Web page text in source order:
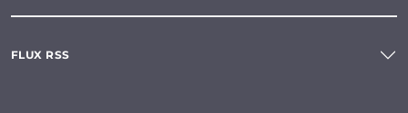
FLUX RSS